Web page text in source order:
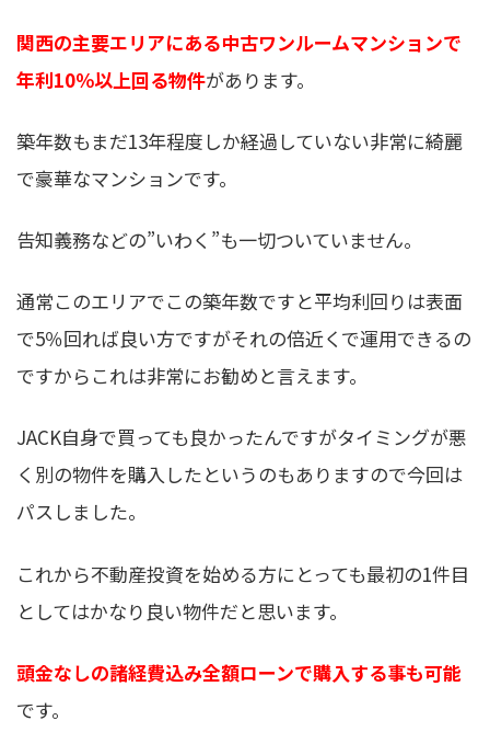
関西の主要エリアにある中古ワンルームマンションで
年利10％以上回る物件があります。
築年数もまだ13年程度しか経過していない非常に綺麗
で豪華なマンションです。
告知義務などの”いわく”も一切ついていません。
通常このエリアでこの築年数ですと平均利回りは表面
で5％回れば良い方ですがそれの倍近くで運用できるの
ですからこれは非常にお勧めと言えます。
JACK自身で買っても良かったんですがタイミングが悪
く別の物件を購入したというのもありますので今回は
パスしました。
これから不動産投資を始める方にとっても最初の1件目
としてはかなり良い物件だと思います。
頭金なしの諸経費込み全額ローンで購入する事も可能
です。